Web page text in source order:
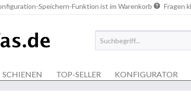
Speichern-Funktion ist im Warenkorb Fragen
SCHIENEN TOP-SELLER KONFIGURATOR